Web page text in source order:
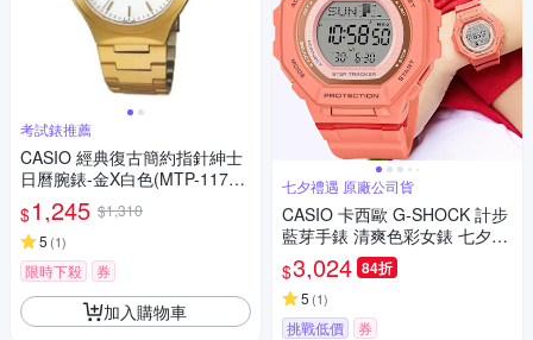
考試錶推薦
CASIO 經典復古簡約指針紳士
日曆腕錶-金X白色(MTP-1170N
-7)40mm / 考試錶
$1,245 $1,310
5 (1)
限時下殺 券
加入購物車
七夕禮遇 原廠公司貨
CASIO 卡西歐 G-SHOCK 計步
藍芽手錶 清爽色彩女錶 七夕寵
愛季 送禮推薦-珊瑚橙 GMD-B3
00SC-4
$3,024 84折
5 (1)
挑戰低價 券